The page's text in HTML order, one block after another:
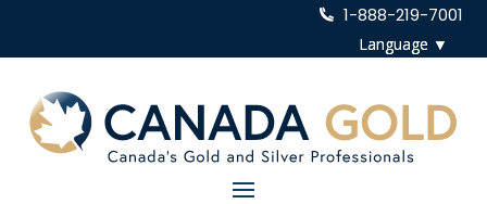
1-888-219-7001